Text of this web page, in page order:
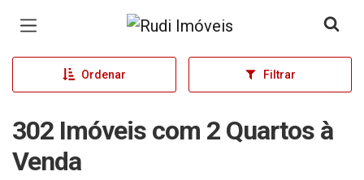
Página inicial
Ordenar Filtrar
302 Imóveis com 2 Quartos à
Venda